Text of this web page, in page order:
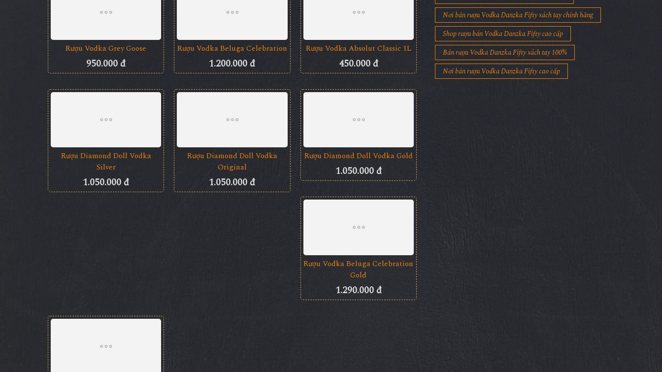
950.000 đ 1.200.000 đ
Rượu Vodka Absolut Classic 1L
450.000 đ
Silver
1.050.000 đ
Nơi bán rượu Vodka Danzka Fifty xách tay chính hãng
Shop rượu bán Vodka Danzka Fifty cao cấp
Bán rượu Vodka Danzka Fifty xách tay 100%
Nơi bán rượu Vodka Danzka Fifty cao cấp